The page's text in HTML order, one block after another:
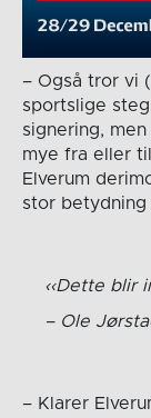
– Også tror vi
sportslige
signering,
mye fra eller
Elverum
stor
Dette blir
Ole
– Klarer